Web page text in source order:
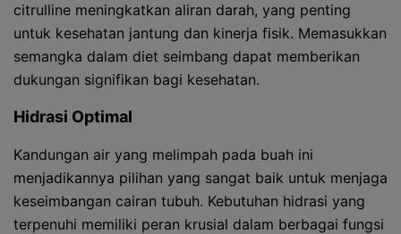
citrulline meningkatkan aliran darah, yang penting
untuk kesehatan jantung dan kinerja fisik. Memasukkan
semangka dalam diet seimbang dapat memberikan
dukungan signifikan bagi kesehatan.
Hidrasi Optimal
Kandungan air yang melimpah pada buah ini
menjadikannya pilihan yang sangat baik untuk menjaga
keseimbangan cairan tubuh. Kebutuhan hidrasi yang
terpenuhi memiliki peran krusial dalam berbagai fungsi